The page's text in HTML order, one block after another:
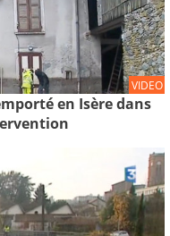
VIDEO
en Isère dans